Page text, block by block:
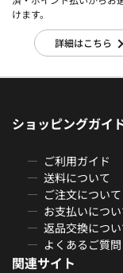
けます。
詳細はこちら
ショッピングガイ
ご利用ガイド
送料について
ご注文について
お支払いにつ
返品交換につ
よくあるご質問
関連サイト